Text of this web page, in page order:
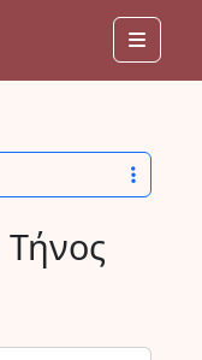
Menu
Τήνος